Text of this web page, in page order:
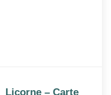
Licorne – Carte